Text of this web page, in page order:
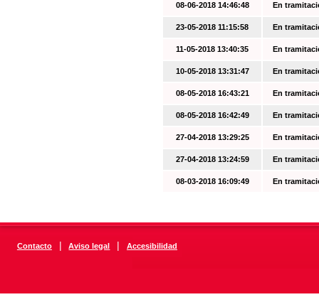
08-06-2018 14:46:48 En
23-05-2018 11:15:58 En
11-05-2018 13:40:35 En
10-05-2018 13:31:47 En
08-05-2018 16:43:21 En
08-05-2018 16:42:49 En
27-04-2018 13:29:25 En
27-04-2018 13:24:59 En
08-03-2018 16:09:49 En
Contacto | Aviso legal | Accesibilidad